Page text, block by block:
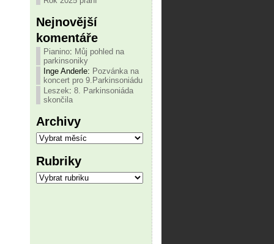
Nejnovější
komentáře
Pianino: Můj pohled na
parkinsoniky
Inge Anderle: Pozvánka na
koncert pro 9.Parkinsoniádu
Leszek: 8. Parkinsoniáda
skončila
Archivy
Archivy
Rubriky
Rubriky